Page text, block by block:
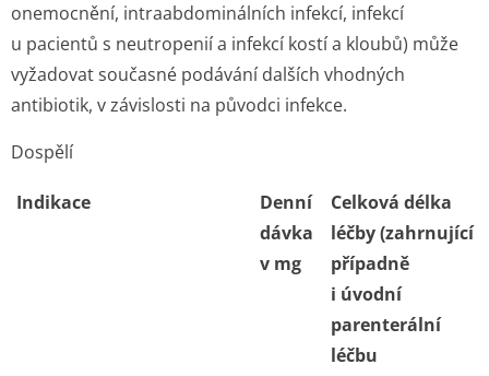
onemocnění, intraabdominálních infekcí, infekcí
u pacientů s neutropenií a infekcí kostí a kloubů) může
vyžadovat současné podávání dalších vhodných
antibiotik, v závislosti na původci infekce.
Dospělí
Indikace
Denní
dávka
v mg
Celková délka
léčby (zahrnující
případně
i úvodní
parenterální
léčbu